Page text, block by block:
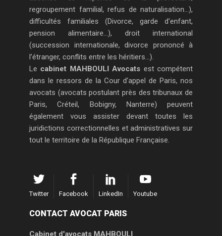
regroupement familial, refus de naturalisation...),
difficultés familiales (Divorce, garde d'enfant,
pension alimentaire...), droit international
(succession internationale, divorce prononcé à
l’étranger, conflits entre les héritiers...).
Le cabinet MAHBOULI Avocats est compétent
dans le ressors de la Cour d'appel de Paris, nos
avocats (avocats postulant près des tribunaux de
Paris, Créteil, Bobigny, Nanterre) peuvent
également vous assister devant toutes les
juridictions correctionnelles et administratives sur
tout le territoire de la République Française.
Twitter Facebook LinkedIn Youtube
CONTACT AVOCAT PARIS
Cabinet d'avocats MAHBOULI